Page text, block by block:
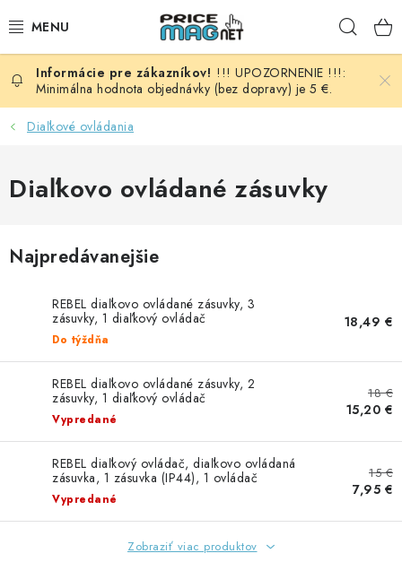
na
BATÉRIE
AUDIO - VIDEO
DOMÁCNOSŤ
ELEKTROINŠTALAČNÝ MATERIÁL
GADGETY, DARČEKY
OSVETLENIE
PC A NOTEBOOKY
!!! UPOZORNENIE !!!:
Minimálna hodnota objednávky (bez dopravy) je 5 €.
Diaľkové ovládania
Diaľkovo ovládané zásuvky
Najpredávanejšie
REBEL diaľkovo ovládané zásuvky, 3
zásuvky, 1 diaľkový ovládač
Do týždňa
18,49 €
REBEL diaľkovo ovládané zásuvky, 2
zásuvky, 1 diaľkový ovládač
Vypredané
18 €
15,20 €
REBEL diaľkový ovládač, diaľkovo ovládaná
zásuvka, 1 zásuvka (IP44), 1 ovládač
Vypredané
15 €
7,95 €
Zobraziť viac produktov